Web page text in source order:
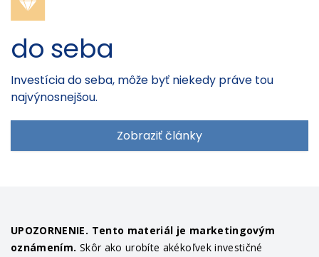
do seba
Investícia do seba, môže byť niekedy práve tou
najvýnosnejšou.
Zobraziť články
UPOZORNENIE. Tento materiál je marketingovým
oznámením. Skôr ako urobíte akékoľvek investičné